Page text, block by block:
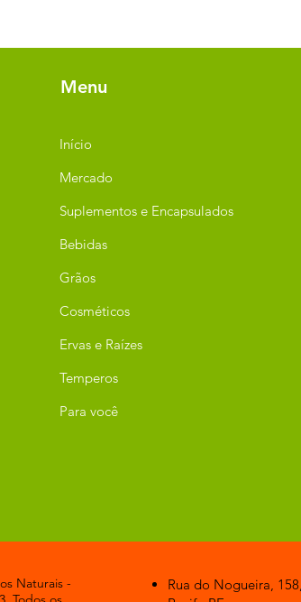
Menu
Início
Mercado
Suplementos e Encapsulados
Bebidas
Grãos
Cosméticos
Ervas e Raízes
Temperos
Para você
Naturais -
Rua do Nogueira,